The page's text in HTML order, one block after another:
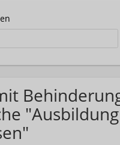
"Ausbildung